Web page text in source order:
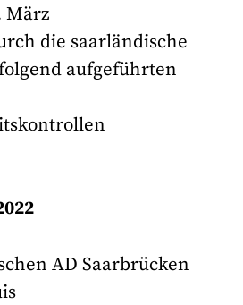
März
die saarländische
aufgeführten
AD Saarbrücken